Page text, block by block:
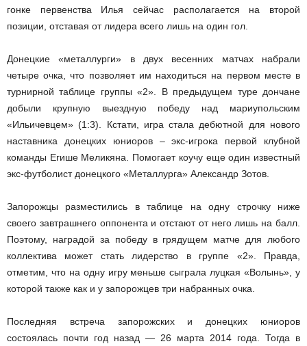
гонке первенства Илья сейчас располагается на второй
позиции, отставая от лидера всего лишь на один гол.
Донецкие «металлурги» в двух весенних матчах набрали
четыре очка, что позволяет им находиться на первом месте в
турнирной таблице группы «2». В предыдущем туре дончане
добыли крупную выездную победу над мариупольским
«Ильичевцем» (1:3). Кстати, игра стала дебютной для нового
наставника донецких юниоров – экс-игрока первой клубной
команды Егише Меликяна. Помогает коучу еще один известный
экс-футболист донецкого «Металлурга» Александр Зотов.
Запорожцы разместились в таблице на одну строчку ниже
своего завтрашнего оппонента и отстают от него лишь на балл.
Поэтому, наградой за победу в грядущем матче для любого
коллектива может стать лидерство в группе «2». Правда,
отметим, что на одну игру меньше сыграла луцкая «Волынь», у
которой также как и у запорожцев три набранных очка.
Последняя встреча запорожских и донецких юниоров
состоялась почти год назад — 26 марта 2014 года. Тогда в